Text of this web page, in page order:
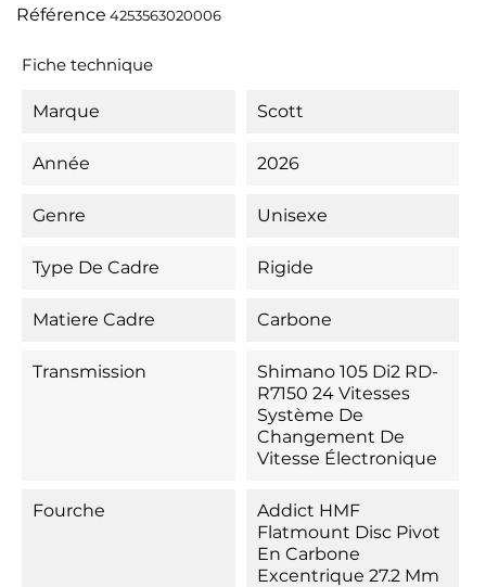
Référence 4253563020006
Fiche technique
Marque Scott
Année 2026
Genre Unisexe
Type De Cadre Rigide
Matiere Cadre Carbone
Transmission
Shimano 105 Di2 RD-
R7150 24 Vitesses
Système De
Changement De
Vitesse Électronique
Fourche
Addict HMF
Flatmount Disc Pivot
En Carbone
Excentrique 27.2 Mm